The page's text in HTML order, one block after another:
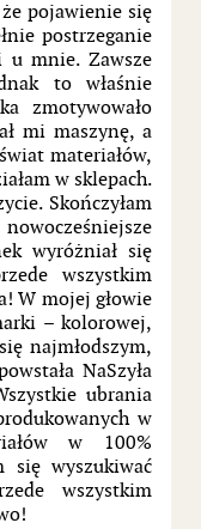
pojawienie się
postrzeganie
u mnie. Zawsze
to właśnie
zmotywowało
mi maszynę, a
materiałów,
w sklepach.
Skończyłam
wyróżniał się
wszystkim
W mojej głowie
– kolorowej,
najmłodszym,
NaSzyła
ubrania
w
w 100%
się wyszukiwać
wszystkim